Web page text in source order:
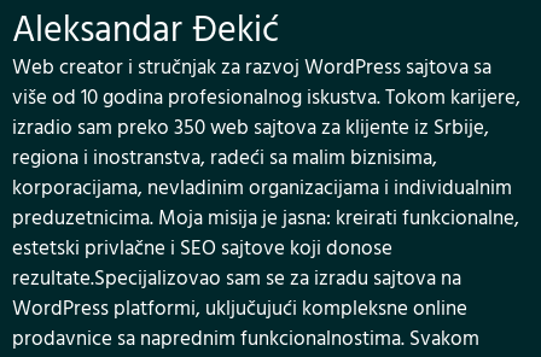
Aleksandar Đekić
Web creator i stručnjak za razvoj WordPress sajtova sa
više od 10 godina profesionalnog iskustva. Tokom karijere,
izradio sam preko 350 web sajtova za klijente iz Srbije,
regiona i inostranstva, radeći sa malim biznisima,
korporacijama, nevladinim organizacijama i individualnim
preduzetnicima. Moja misija je jasna: kreirati funkcionalne,
estetski privlačne i SEO sajtove koji donose
rezultate.Specijalizovao sam se za izradu sajtova na
WordPress platformi, uključujući kompleksne online
prodavnice sa naprednim funkcionalnostima. Svakom